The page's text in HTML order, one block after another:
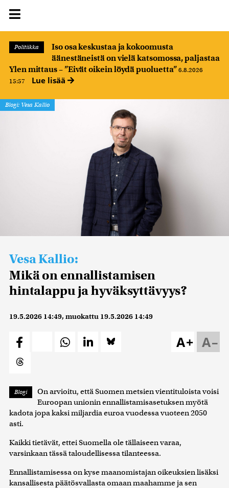
Politiikka
Iso osa keskustaa ja kokoomusta
äänestäneistä on vielä katsomossa, paljastaa
Ylen mittaus – ”Eivät oikein löydä puoluetta” 6.8.2026
15:57
Lue lisää
Blogi: Vesa Kallio
Vesa Kallio:
Mikä on ennallistamisen
hintalappu ja hyväksyttävyys?
19.5.2026 14:49, muokattu 19.5.2026 14:49
A–
A+
Blogi
On arvioitu, että Suomen metsien vientituloista voisi
Euroopan unionin ennallistamisasetuksen myötä
kadota jopa kaksi miljardia euroa vuodessa vuoteen 2050
asti.
Kaikki tietävät, ettei Suomella ole tällaiseen varaa,
varsinkaan tässä taloudellisessa tilanteessa.
Ennallistamisessa on kyse maanomistajan oikeuksien lisäksi
kansallisesta päätösvallasta omaan maahamme ja sen